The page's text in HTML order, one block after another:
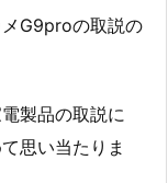
G9proの取説の
製品の取説に
思い当たりま